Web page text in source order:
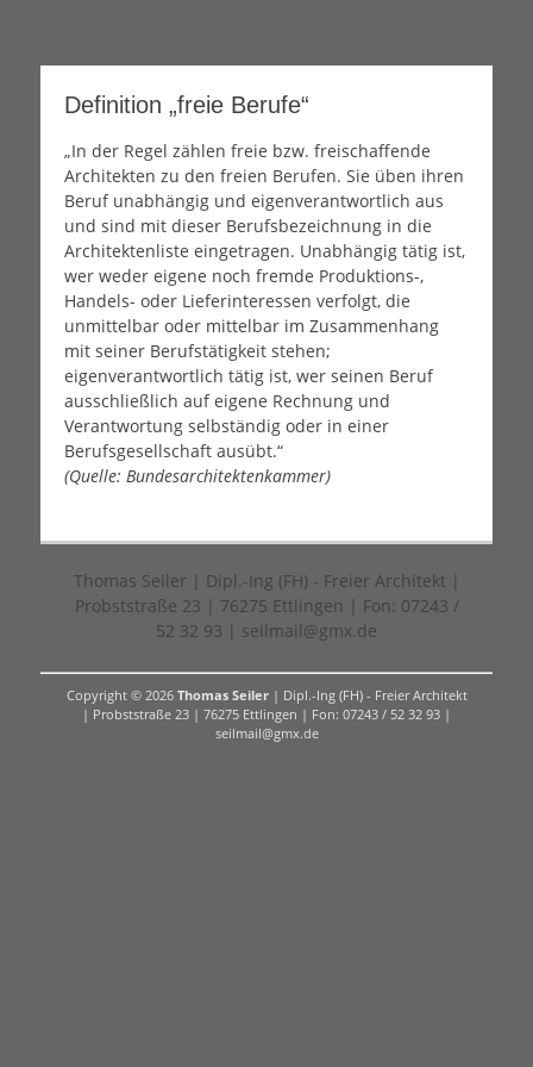
Sachverständiger für Schäden an Gebäuden
Definition „freie Berufe“
„In der Regel zählen freie bzw. freischaffende
Architekten zu den freien Berufen. Sie üben ihren
Beruf unabhängig und eigenverantwortlich aus
und sind mit dieser Berufsbezeichnung in die
Architektenliste eingetragen. Unabhängig tätig ist,
wer weder eigene noch fremde Produktions-,
Handels- oder Lieferinteressen verfolgt, die
unmittelbar oder mittelbar im Zusammenhang
mit seiner Berufstätigkeit stehen;
eigenverantwortlich tätig ist, wer seinen Beruf
ausschließlich auf eigene Rechnung und
Verantwortung selbständig oder in einer
Berufsgesellschaft ausübt.“
(Quelle: Bundesarchitektenkammer)
Thomas Seiler | Dipl.-Ing (FH) - Freier Architekt |
Probststraße 23 | 76275 Ettlingen | Fon: 07243 /
52 32 93 | seilmail@gmx.de
Copyright © 2026 Thomas Seiler| Dipl.-Ing (FH) - Freier Architekt
| Probststraße 23 | 76275 Ettlingen | Fon: 07243 / 52 32 93 |
seilmail@gmx.de